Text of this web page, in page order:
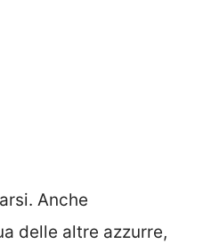
Anche
delle altre azzurre,